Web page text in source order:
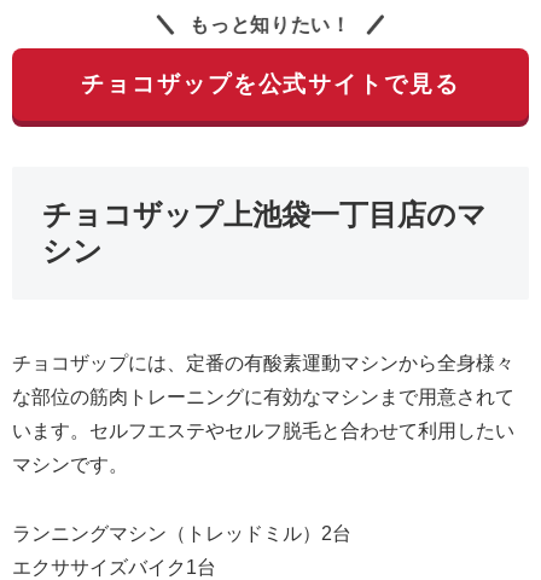
もっと知りたい！
チョコザップを公式サイトで見る
チョコザップ上池袋一丁目店のマ
シン
チョコザップには、定番の有酸素運動マシンから全身様々
な部位の筋肉トレーニングに有効なマシンまで用意されて
います。セルフエステやセルフ脱毛と合わせて利用したい
マシンです。
ランニングマシン（トレッドミル）2台
エクササイズバイク1台